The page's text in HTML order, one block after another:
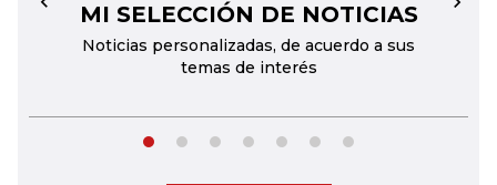
MI SELECCIÓN DE NOTICIAS
Noticias personalizadas, de acuerdo a sus
temas de interés
← →